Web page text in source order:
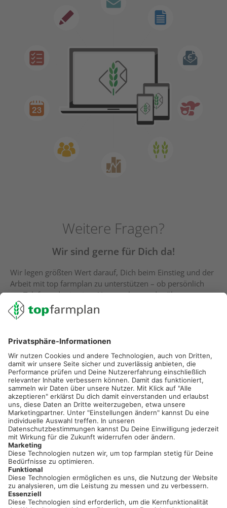
Weitere Fragen?
Wir sind gerne für Dich da!
Wir legen größten Wert darauf, Dich beim Einstieg und der
Arbeit mit top farmplan zu unterstützen – ob persönlich
am Telefon oder in einer Veranstaltung oder über unsere
zahlreichen Anleitungen und Videos. Bei Fragen melde
Dich gerne jederzeit:
02501 801 4484
service@topfarmplan.de